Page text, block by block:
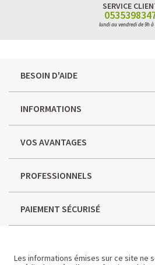
SERVICE
lundi au vendredi de 9h à
BESOIN D'AIDE
INFORMATIONS
VOS AVANTAGES
PROFESSIONNELS
PAIEMENT SÉCURISÉ
Les informations émises sur ce site ne